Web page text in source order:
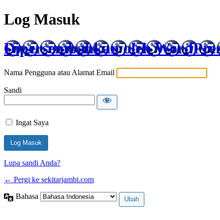
Log Masuk
Dipersembahkan oleh
Nama Pengguna atau Alamat Email
Sandi
Ingat Saya
Lupa sandi Anda?
← Pergi ke sekitarjambi.com
Bahasa